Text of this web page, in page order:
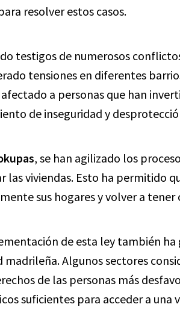
resolver estos casos.
testigos de numerosos
tensiones en diferentes
a personas que han
de inseguridad y
, se han agilizado los
las viviendas. Esto ha permitido
sus hogares y volver a
de esta ley también
madrileña. Algunos sectores
de las personas más
suficientes para acceder a una